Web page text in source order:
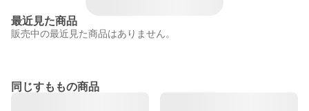
最近見た商品
販売中の最近見た商品はありません。
同じすももの商品